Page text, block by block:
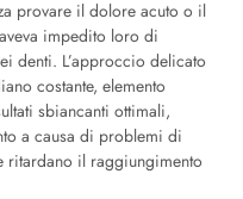
provare il dolore acuto o il
impedito loro di
denti. L’approccio delicato
costante, elemento
sbiancanti ottimali,
a causa di problemi di
ritardano il raggiungimento